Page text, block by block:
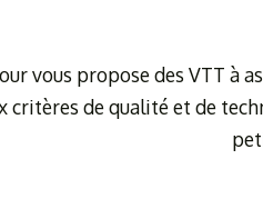
vous propose des VTT à
critères de qualité et de